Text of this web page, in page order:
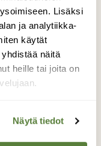
Lisäksi
ja analytiikka-
käytät
näitä
heille tai joita on
Näytä tiedot
ti-ti-